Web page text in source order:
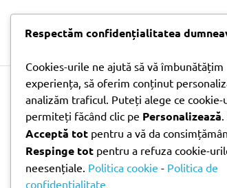
Copyright © 2026 Doni Trade | Branding by
Respectăm confidențialitatea
Cookies-urile ne ajută să vă îmbunătățim
experiența, să oferim conținut
analizăm traficul. Puteți alege ce cookie-
permiteți făcând clic pe Personalizează
Acceptă tot pentru a vă da
Respinge tot pentru a refuza cookie-
neesențiale. Politica cookie - Politica de
confidențialitate